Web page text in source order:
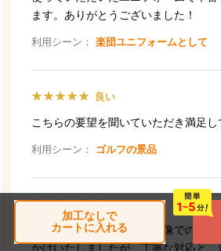
加工なしで
カートに入れる